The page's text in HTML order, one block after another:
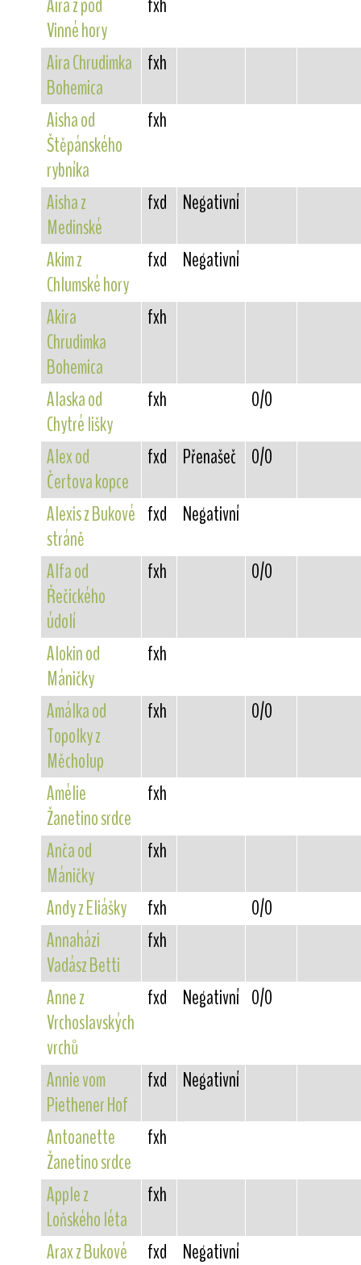
Aira z pod
Vinné hory
fxh
Aira Chrudimka
Bohemica
fxh
Aisha od
Štěpánského
rybníka
fxh
Aisha z
Medinské
fxd Negativní
Akim z
Chlumské hory
fxd Negativní
Akira
Chrudimka
Bohemica
fxh
Alaska od
Chytré lišky
fxh 0/0
Alex od
Čertova kopce
fxd Přenašeč 0/0
Alexis z Bukové
stráně
fxd Negativní
Alfa od
Řečického
údolí
fxh 0/0
Alokin od
Máničky
fxh
Amálka od
Topolky z
Měcholup
fxh 0/0
Amélie
Žanetino srdce
fxh
Anča od
Máničky
fxh
Andy z Eliášky fxh
0/0
Annaházi
Vadász Betti
fxh
Anne z
Vrchoslavských
vrchů
fxd Negativní 0/0
Annie vom
Piethener Hof
fxd Negativní
Antoanette
Žanetino srdce
fxh
Apple z
Loňského léta
fxh
Arax z Bukové
fxd Negativní